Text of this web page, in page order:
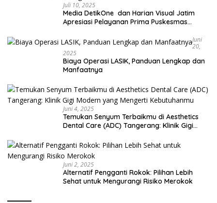
Juli 10, 2025
Media DetikOne dan Harian Visual Jatim
Apresiasi Pelayanan Prima Puskesmas
Juni
20,
2025
Biaya Operasi LASIK, Panduan Lengkap dan
Manfaatnya
Juni 4, 2025
Temukan Senyum Terbaikmu di Aesthetics
Dental Care (ADC) Tangerang: Klinik Gigi
Juni 2, 2025
Alternatif Pengganti Rokok: Pilihan Lebih
Sehat untuk Mengurangi Risiko Merokok